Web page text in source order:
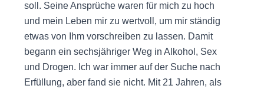
soll. Seine Ansprüche waren für mich zu hoch
und mein Leben mir zu wertvoll, um mir ständig
etwas von Ihm vorschreiben zu lassen. Damit
begann ein sechsjähriger Weg in Alkohol, Sex
und Drogen. Ich war immer auf der Suche nach
Erfüllung, aber fand sie nicht. Mit 21 Jahren, als